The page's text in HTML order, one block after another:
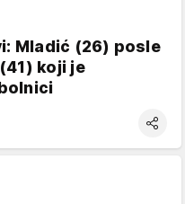
Mladić (26) posle
koji je